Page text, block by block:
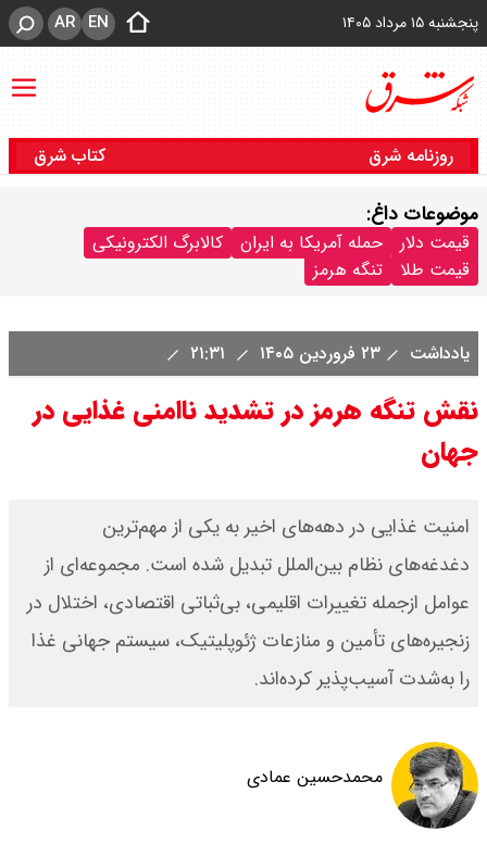
پنجشنبه ۱۵ مرداد ۱۴۰۵ EN
AR
روزنامه شرق کتاب شرق
موضوعات داغ:
قیمت دلار حمله آمریکا به ایران
کالابرگ الکترونیکی
قیمت طلا
تنگه هرمز
یادداشت ۲۳ فروردین ۱۴۰۵
نقش تنگه هرمز در تشدید ناامنی غذایی در
جهان
امنیت غذایی در دهه‌های اخیر به یکی از مهم‌ترین
دغدغه‌های نظام بین‌الملل تبدیل شده است. مجموعه‌ای از
عوامل از‌جمله تغییرات اقلیمی، بی‌ثباتی اقتصادی، اختلال در
زنجیره‌های تأمین و منازعات ژئوپلیتیک، سیستم جهانی غذا
را به‌شدت آسیب‌پذیر کرده‌اند.
محمد‌حسین عمادی